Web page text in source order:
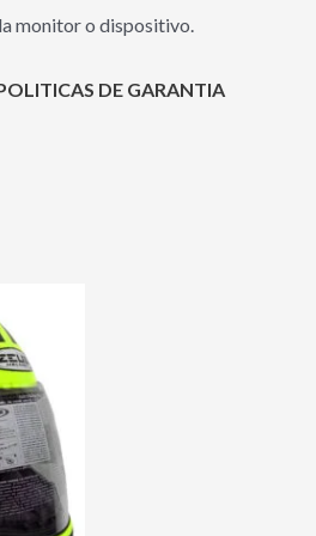
monitor o dispositivo.
DE GARANTIA
múltiples
variantes.
Las
opciones